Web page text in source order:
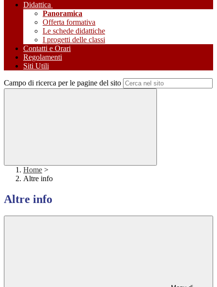
Didattica
Panoramica
Offerta formativa
Le schede didattiche
I progetti delle classi
Contatti e Orari
Regolamenti
Siti Utili
Campo di ricerca per le pagine del sito
Home >
Altre info
Altre info